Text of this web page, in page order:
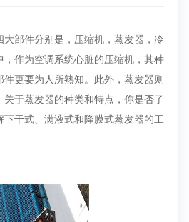
部件分别是，压缩机，蒸发器，冷
作为空调系统心脏的压缩机，其种
更要为人所熟知。此外，蒸发器则
于蒸发器的种类和特点，你是否了
干式、满液式和降膜式蒸发器的工